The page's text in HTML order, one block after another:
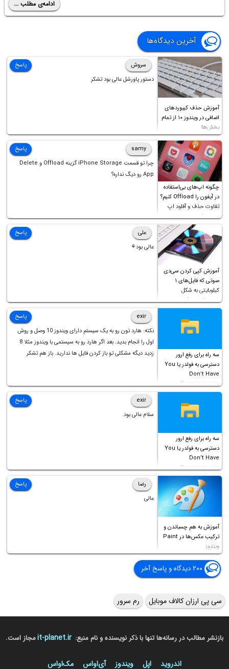
ادامه‌ی مطلب ...
آخرین دیدگاه‌ها
آموزش حذف کیبوردهای
اضافی در ویندوز ۱۰ از تمام
بخش‌ها
سروش
دستور پاورشل عالی بود تشکر
پاسخ
چگونه اپ‌های بی‌استفاده
در آیفون را Offload کنیم؟
تفاوت حذف و آفلود اپ
چیست؟
samy
چرا تو قسمت iPhone Storage گزینه Offload و Delete
App رو دیگ نداره؟
پاسخ
آموزش کپی کردن سی‌دی
صوتی که فایل‌های ۱
کیلوبایتی به شکل
شورت‌کات در آن موجود
است!
علی
عالی بود⚘
پاسخ
سه راه برای رفع ارور
دسترسی به فولدر یا You
Don’t Have
Permission to
Access this folder
exir
نکته: هارد تون رو به یک سیستم دارای ویندوز 10 وصل و روش
اول را انجام بدید. بعد اگر هارد رو به سیستمی با ویندوز مثلا 8
زدید دیگه مشکلی تو باز کردن فایل ها ندارید. باز هم تشکر
پاسخ
سه راه برای رفع ارور
دسترسی به فولدر یا You
Don’t Have
Permission to
Access this folder
exir
سلام عالی بود.
پاسخ
آموزش به هم چسباندن و
ترکیب عکس‌ها در Paint
ویندوز
رضا
عالی
پاسخ
۲۰۰ دیدگاه و پاسخ آخر
سی پی ارزان کالاف موبایل رم سرور
بازنشر مطالب در رسانه‌ها تنها با ذکر نویسنده و نام منبع: it-planet.irمجاز است.
اندروید اپل ویندوز آی‌او‌اس مک‌او‌اس